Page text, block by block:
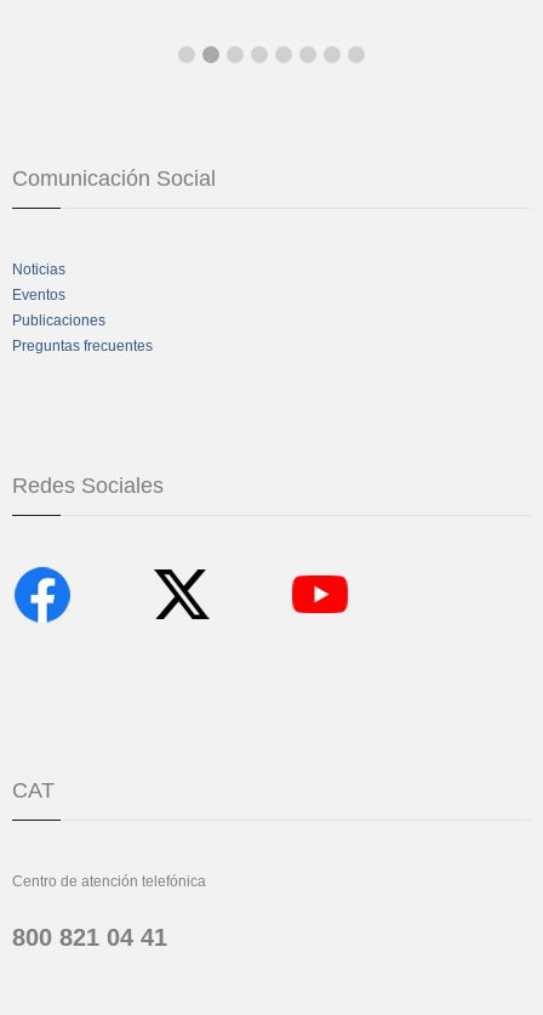
Comunicación Social
Noticias
Eventos
Publicaciones
Preguntas frecuentes
Redes Sociales
CAT
Centro de atención telefónica
800 821 04 41